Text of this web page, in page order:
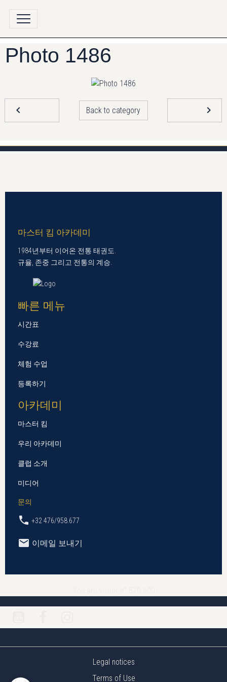
Photo 1486
Back to category
마스터 킴 아카데미
1984년부터 이어온 전통 태권도.
규율, 존중 그리고 전통의 계승.
빠른 메뉴
시간표
수강료
체험 수업
등록하기
아카데미
마스터 킴
우리 아카데미
클럽 소개
미디어
문의
+32 476/958.677
이메일 보내기
Legal notices
Terms of Use